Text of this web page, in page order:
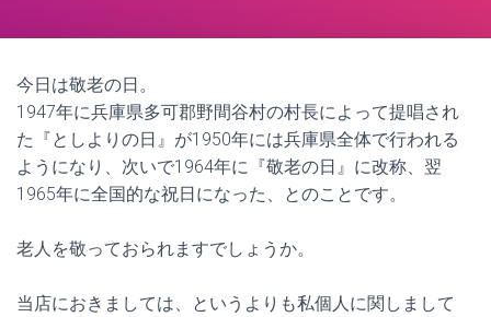
今日は敬老の日。
1947年に兵庫県多可郡野間谷村の村長によって提唱され
た『としよりの日』が1950年には兵庫県全体で行われる
ようになり、次いで1964年に『敬老の日』に改称、翌
1965年に全国的な祝日になった、とのことです。
老人を敬っておられますでしょうか。
当店におきましては、というよりも私個人に関しまして